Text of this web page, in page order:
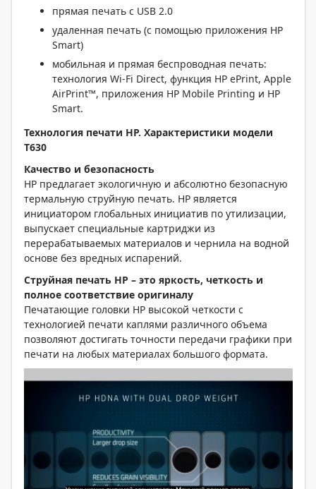
прямая печать с USB 2.0
удаленная печать (с помощью приложения HP
Smart)
мобильная и прямая беспроводная печать:
технология Wi-Fi Direct, функция HP ePrint, Apple
AirPrint™, приложения HP Mobile Printing и HP
Smart.
Технология печати HP. Характеристики модели
T630
Качество и безопасность
HP предлагает экологичную и абсолютно безопасную
термальную струйную печать. HP является
инициатором глобальных инициатив по утилизации,
выпускает специальные картриджи из
перерабатываемых материалов и чернила на водной
основе без вредных испарений.
Струйная печать HP – это яркость, четкость и
полное соответствие оригиналу
Печатающие головки HP высокой четкости с
технологией печати каплями различного объема
позволяют достигать точности передачи графики при
печати на любых материалах большого формата.